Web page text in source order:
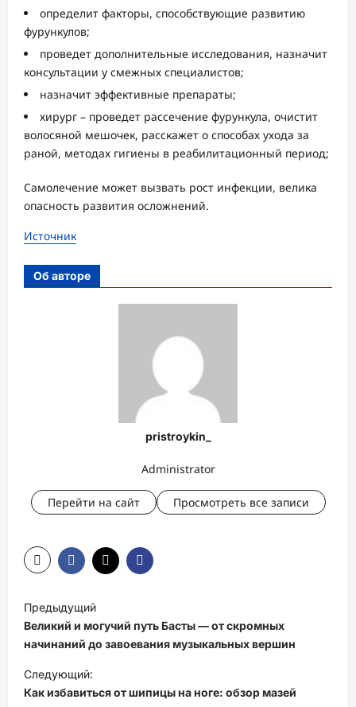
определит факторы, способствующие развитию
фурункулов;
проведет дополнительные исследования, назначит
консультации у смежных специалистов;
назначит эффективные препараты;
хирург – проведет рассечение фурункула, очистит
волосяной мешочек, расскажет о способах ухода за
раной, методах гигиены в реабилитационный период;
Самолечение может вызвать рост инфекции, велика
опасность развития осложнений.
Источник
Об авторе
pristroykin_
Administrator
Перейти на сайт Просмотреть все записи
а
в
и
г
Предыдущий
Великий и могучий путь Басты — от скромных
начинаний до завоевания музыкальных вершин
Следующий:
Как избавиться от шипицы на ноге: обзор мазей